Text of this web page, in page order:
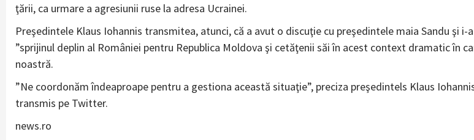
ţării, ca urmare a agresiunii ruse la adresa Ucrainei.
Preşedintele Klaus Iohannis transmitea, atunci, că a avut o discuţie cu preşedintele maia Sandu şi
”sprijinul deplin al României pentru Republica Moldova şi cetăţenii săi în acest context dramatic în
noastră.
”Ne coordonăm îndeaproape pentru a gestiona această situaţie”, preciza preşedintels Klaus
transmis pe Twitter.
news.ro